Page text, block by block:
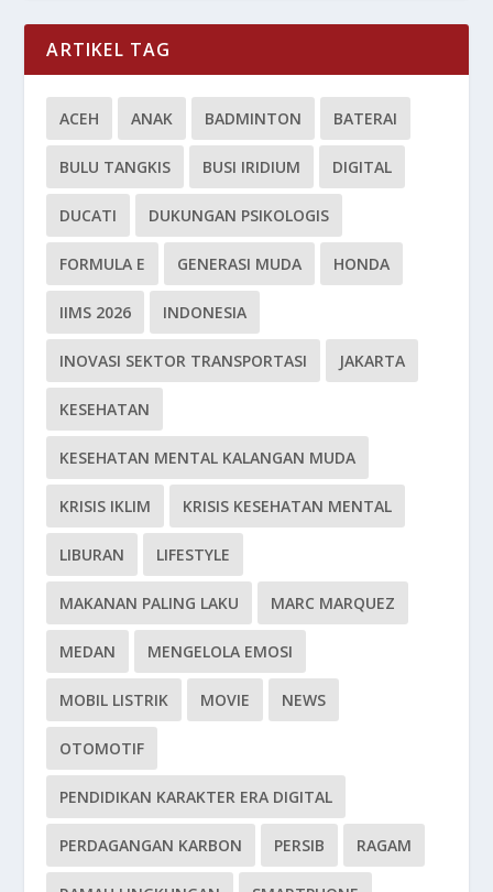
ARTIKEL TAG
ACEH ANAK BADMINTON BATERAI
BULU TANGKIS BUSI IRIDIUM DIGITAL
DUCATI DUKUNGAN PSIKOLOGIS
FORMULA E GENERASI MUDA HONDA
IIMS 2026 INDONESIA
INOVASI SEKTOR TRANSPORTASI JAKARTA
KESEHATAN
KESEHATAN MENTAL KALANGAN MUDA
KRISIS IKLIM KRISIS KESEHATAN MENTAL
LIBURAN LIFESTYLE
MAKANAN PALING LAKU MARC MARQUEZ
MEDAN MENGELOLA EMOSI
MOBIL LISTRIK MOVIE NEWS
OTOMOTIF
PENDIDIKAN KARAKTER ERA DIGITAL
PERDAGANGAN KARBON PERSIB RAGAM